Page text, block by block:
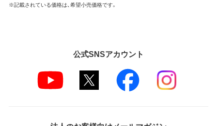
※記載されている価格は、希望小売価格です。
公式SNSアカウント